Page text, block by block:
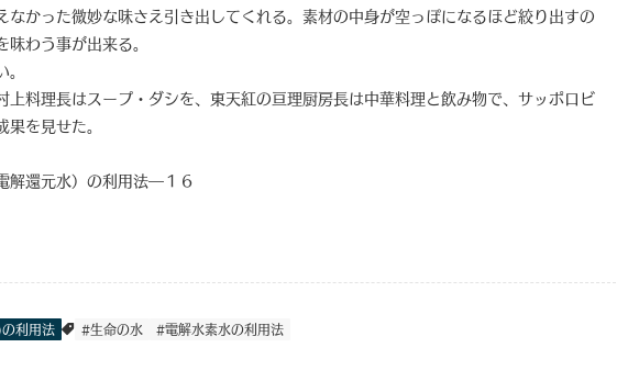
かった微妙な味さえ引き出してくれる。素材の中身が空っぽになるほど絞り出すの
わう事が出来る。
上料理長はスープ・ダシを、東天紅の亘理厨房長は中華料理と飲み物で、サッポロビ
を見せた。
解還元水）の利用法―１６
利用法 #生命の水 #電解水素水の利用法